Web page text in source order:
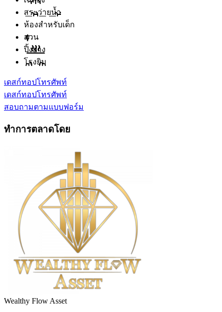
สระว่ายน้ำ
ห้องสำหรับเด็ก
สวน
ปิ้งย่าง
โรงยิม
เดสก์ทอปโทรศัพท์
เดสก์ทอปโทรศัพท์
สอบถามตามแบบฟอร์ม
ทำการตลาดโดย
Wealthy Flow Asset